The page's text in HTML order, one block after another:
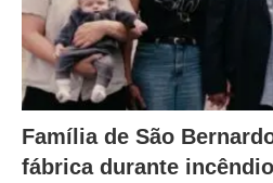
Família de São
fábrica durante